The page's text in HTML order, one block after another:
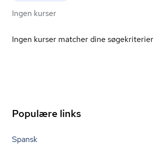
Ingen kurser
Ingen kurser matcher dine søgekriterier
Populære links
Spansk